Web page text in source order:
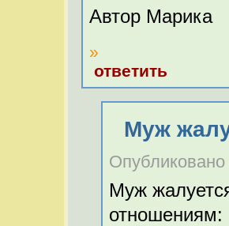
Автор Марика
»
ответить
Муж
Опубликовано
Муж
отношениям: